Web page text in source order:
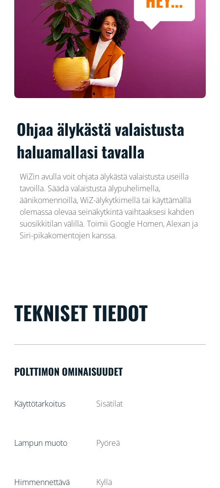
Ohjaa älykästä valaistusta
haluamallasi tavalla
WiZin avulla voit ohjata älykästä valaistusta useilla
tavoilla. Säädä valaistusta älypuhelimella,
äänikomennoilla, WiZ-älykytkimellä tai käyttämällä
olemassa olevaa seinäkytkintä vaihtaaksesi kahden
suosikkitilan välillä. Toimii Google Homen, Alexan ja
Siri-pikakomentojen kanssa.
TEKNISET TIEDOT
POLTTIMON OMINAISUUDET
Käyttötarkoitus Sisätilat
Lampun muoto Pyöreä
Himmennettävä Kyllä